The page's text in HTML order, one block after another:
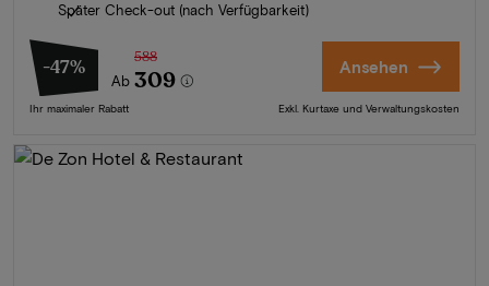
Später Check-out (nach Verfügbarkeit)
-47%
Ab
588
309
Ihr maximaler Rabatt
Ansehen
Exkl. Kurtaxe und Verwaltungskosten